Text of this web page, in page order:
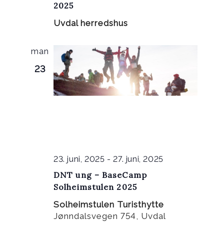
2025
Uvdal herredshus
man
23
DNT ung – BaseCamp
Solheimstulen 2025
23. juni, 2025 -27. juni, 2025
Solheimstulen Turisthytte
Jønndalsvegen 754, Uvdal